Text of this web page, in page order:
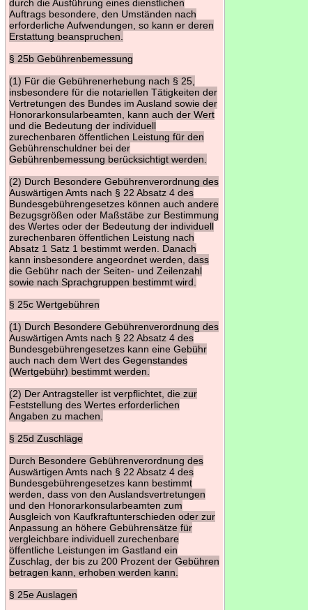
durch die Ausführung eines dienstlichen
Auftrags besondere, den Umständen nach
erforderliche Aufwendungen, so kann er deren
Erstattung beanspruchen.
§ 25b Gebührenbemessung
(1) Für die Gebührenerhebung nach § 25,
insbesondere für die notariellen Tätigkeiten der
Vertretungen des Bundes im Ausland sowie der
Honorarkonsularbeamten, kann auch der Wert
und die Bedeutung der individuell
zurechenbaren öffentlichen Leistung für den
Gebührenschuldner bei der
Gebührenbemessung berücksichtigt werden.
(2) Durch Besondere Gebührenverordnung des
Auswärtigen Amts nach § 22 Absatz 4 des
Bundesgebührengesetzes können auch andere
Bezugsgrößen oder Maßstäbe zur Bestimmung
des Wertes oder der Bedeutung der individuell
zurechenbaren öffentlichen Leistung nach
Absatz 1 Satz 1 bestimmt werden. Danach
kann insbesondere angeordnet werden, dass
die Gebühr nach der Seiten- und Zeilenzahl
sowie nach Sprachgruppen bestimmt wird.
§ 25c Wertgebühren
(1) Durch Besondere Gebührenverordnung des
Auswärtigen Amts nach § 22 Absatz 4 des
Bundesgebührengesetzes kann eine Gebühr
auch nach dem Wert des Gegenstandes
(Wertgebühr) bestimmt werden.
(2) Der Antragsteller ist verpflichtet, die zur
Feststellung des Wertes erforderlichen
Angaben zu machen.
§ 25d Zuschläge
Durch Besondere Gebührenverordnung des
Auswärtigen Amts nach § 22 Absatz 4 des
Bundesgebührengesetzes kann bestimmt
werden, dass von den Auslandsvertretungen
und den Honorarkonsularbeamten zum
Ausgleich von Kaufkraftunterschieden oder zur
Anpassung an höhere Gebührensätze für
vergleichbare individuell zurechenbare
öffentliche Leistungen im Gastland ein
Zuschlag, der bis zu 200 Prozent der Gebühren
betragen kann, erhoben werden kann.
§ 25e Auslagen